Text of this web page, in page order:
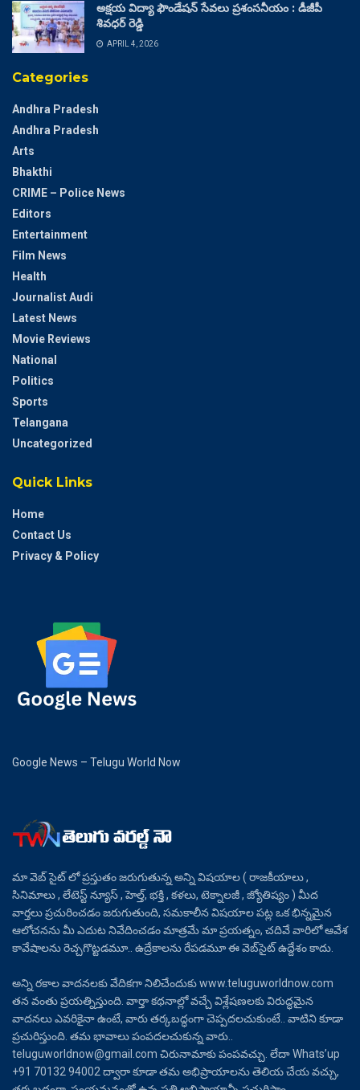
అక్షయ విద్యా ఫౌండేషన్ సేవలు ప్రశంసనీయం : డీజీపీ
శివధర్ రెడ్డి
APRIL 4, 2026
Categories
Andhra Pradesh
Andhra Pradesh
Arts
Bhakthi
CRIME – Police News
Editors
Entertainment
Film News
Health
Journalist Audi
Latest News
Movie Reviews
National
Politics
Sports
Telangana
Uncategorized
Quick Links
Home
Contact Us
Privacy & Policy
Google News – Telugu World Now
మా వెబ్ సైట్ లో ప్రస్తుతం జరుగుతున్న అన్ని విషయాల ( రాజకీయాలు ,
సినిమాలు , లేటెస్ట్ న్యూస్ , హెల్త్, భక్తి , కళలు, టెక్నాలజీ , జ్యోతిష్యం ) మీద
వార్తలు ప్రచురించడం జరుగుతుంది, సమకాలీన విషయాల పట్ల ఒక భిన్నమైన
ఆలోచనను మీ ఎదుట నివేదించడం మాత్రమే మా ప్రయత్నం, చదివే వారిలో ఆవేశ
కావేషాలను రెచ్చగొట్టడమూ.. ఉద్రేకాలను రేపడమూ ఈ వెబ్‌సైట్ ఉద్దేశం కాదు.
అన్ని రకాల వాదనలకు వేదికగా నిలిచేందుకు www.teluguworldnow.com
తన వంతు ప్రయత్నిస్తుంది. వార్తా కథనాల్లో వచ్చే విశ్లేషణలకు విరుద్ధమైన
వాదనలు ఎవరికైనా ఉంటే, వారు తర్కబద్ధంగా చెప్పదలచుకుంటే.. వాటిని కూడా
ప్రచురిస్తుంది. తమ భావాలు పంపదలచుకున్న వారు..
teluguworldnow@gmail.com చిరునామాకు పంపవచ్చు. లేదా Whats’up
+91 70132 94002 ద్వారా కూడా తమ అభిప్రాయాలను తెలియ చేయ వచ్చు,